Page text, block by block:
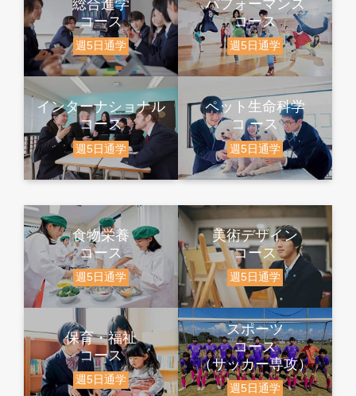
総合進学
コース
週5日通学
パフォーマンス
コース
週5日通学
インターナショナル
コース
週5日通学
ペット生命科学
コ ース
週5日通学
食物栄養
コース
週5日通学
美術デザイン
コース
週5日通学
保育・福祉
コース
週5日通学
スポーツ
コース
（サッカー専攻）
週5日通学